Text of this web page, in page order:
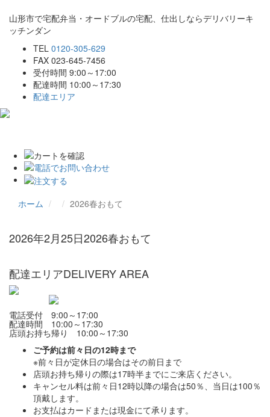
山形市で宅配弁当・オードブルの宅配、仕出しならデリバリーキ
ッチンダン
TEL 0120-305-629
FAX 023-645-7456
受付時間 9:00～17:00
配達時間 10:00～17:30
配達エリア
ホーム 2026春おもて
2026年2月25日2026春おもて
配達エリアDELIVERY AREA
電話受付 9:00～17:00
配達時間 10:00～17:30
店頭お持ち帰り 10:00～17:30
ご予約は前々日の12時まで
※前々日が定休日の場合はその前日まで
店頭お持ち帰りの際は17時半までにご来店ください。
キャンセル料は前々日12時以降の場合は50％、当日は100％
頂戴します。
お支払はカードまたは現金にて承ります。